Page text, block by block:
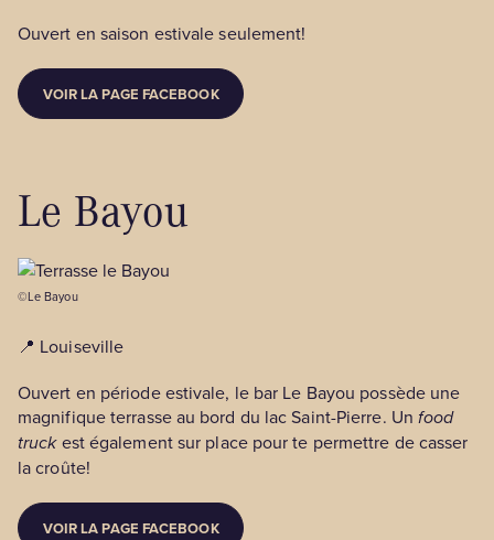
Ouvert en saison estivale seulement!
VOIR LA PAGE FACEBOOK
Le Bayou
©Le Bayou
📍 Louiseville
Ouvert en période estivale, le bar Le Bayou possède une
magnifique terrasse au bord du lac Saint-Pierre. Un food
truckest également sur place pour te permettre de casser
la croûte!
VOIR LA PAGE FACEBOOK